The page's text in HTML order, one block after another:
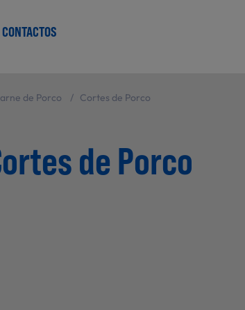
CONTACTOS
de Porco / Cortes de Porco
de Porco